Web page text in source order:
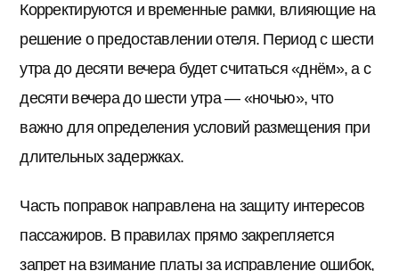
Корректируются и временные рамки, влияющие на
решение о предоставлении отеля. Период с шести
утра до десяти вечера будет считаться «днём», а с
десяти вечера до шести утра — «ночью», что
важно для определения условий размещения при
длительных задержках.
Часть поправок направлена на защиту интересов
пассажиров. В правилах прямо закрепляется
запрет на взимание платы за исправление ошибок,